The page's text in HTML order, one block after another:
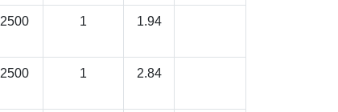
2500 1 1.94
2500 1 2.84